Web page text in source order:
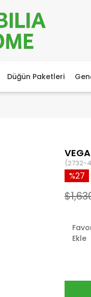
Düğün Paketleri
(2732-
27
Ekle